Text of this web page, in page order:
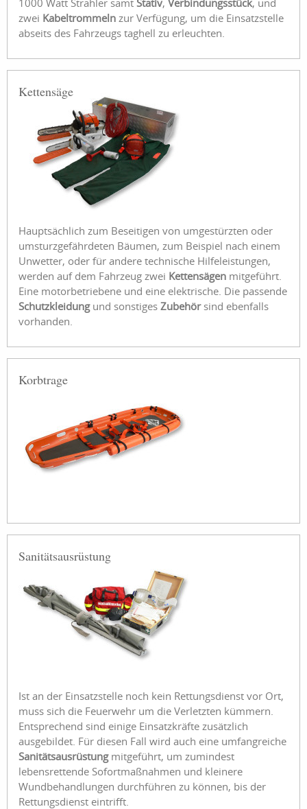
zwei Kabeltrommeln zur Verfügung, um die Einsatzstelle
abseits des Fahrzeugs taghell zu erleuchten.
Kettensäge
Hauptsächlich zum Beseitigen von umgestürzten oder
umsturzgefährdeten Bäumen, zum Beispiel nach einem
Unwetter, oder für andere technische Hilfeleistungen,
werden auf dem Fahrzeug zwei Kettensägen mitgeführt.
Eine motorbetriebene und eine elektrische. Die passende
Schutzkleidungund sonstiges Zubehörsind ebenfalls
vorhanden.
Korbtrage
Sanitätsausrüstung
Ist an der Einsatzstelle noch kein Rettungsdienst vor Ort,
muss sich die Feuerwehr um die Verletzten kümmern.
Entsprechend sind einige Einsatzkräfte zusätzlich
ausgebildet. Für diesen Fall wird auch eine umfangreiche
Sanitätsausrüstungmitgeführt, um zumindest
lebensrettende Sofortmaßnahmen und kleinere
Wundbehandlungen durchführen zu können, bis der
Rettungsdienst eintrifft.